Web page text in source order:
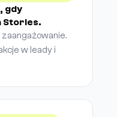
gdy
Stories.
w leady i